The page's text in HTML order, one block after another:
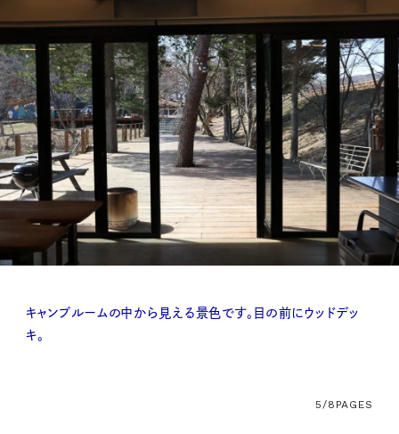
キャンプルームの中から見える景色です。目の前にウッドデッ
キ。
5/8 PAGES